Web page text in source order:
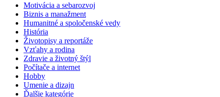
Motivácia a sebarozvoj
Biznis a manažment
Humanitné a spoločenské vedy
História
Životopisy a reportáže
Vzťahy a rodina
Zdravie a životný štýl
Počítače a internet
Hobby
Umenie a dizajn
Ďalšie kategórie